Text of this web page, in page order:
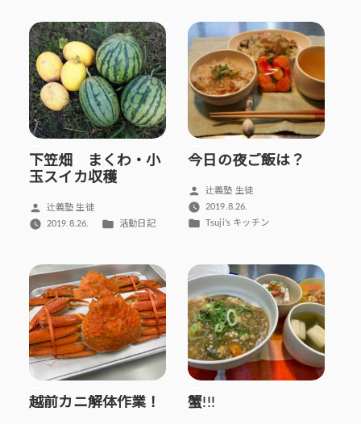
ー:
下笠畑 まくわ・小
玉スイカ収穫
投
稿
辻義塾 生徒
2019.8.26.
カ
リ
ー:
活動日記
今日の夜ご飯は？
投
稿
者:
辻義塾 生徒
2019.8.26.
カ
ー:
Tsuji’s キッチン
越前カニ解体作業！ 蟹!!!